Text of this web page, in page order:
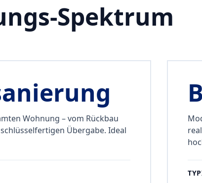
Spektrum
Wohnung – vom Rückbau
Übergabe. Ideal